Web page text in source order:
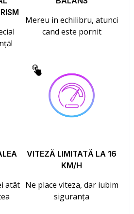
Mereu in echilibru, atunci
cand este pornit
atât
VITEZĂ LIMITATĂ LA 16
KM/H
Ne place viteza, dar iubim
siguranța